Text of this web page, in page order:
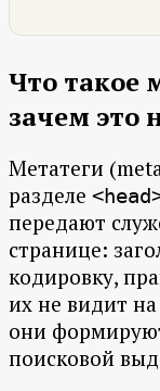
Что такое
зачем это
Метатеги
разделе
передают
странице:
кодировку,
их не видит
они
поисковой